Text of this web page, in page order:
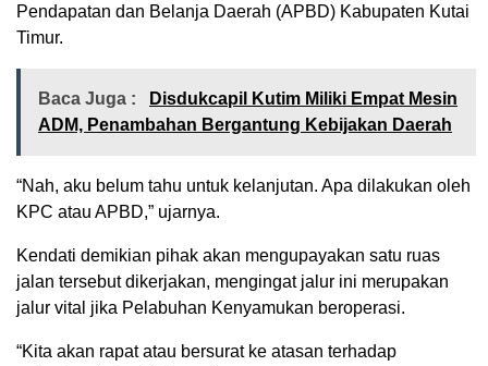
Pendapatan dan Belanja Daerah (APBD) Kabupaten Kutai
Timur.
Baca Juga :
Disdukcapil Kutim Miliki Empat Mesin
ADM, Penambahan Bergantung Kebijakan Daerah
“Nah, aku belum tahu untuk kelanjutan. Apa dilakukan oleh
KPC atau APBD,” ujarnya.
Kendati demikian pihak akan mengupayakan satu ruas
jalan tersebut dikerjakan, mengingat jalur ini merupakan
jalur vital jika Pelabuhan Kenyamukan beroperasi.
“Kita akan rapat atau bersurat ke atasan terhadap